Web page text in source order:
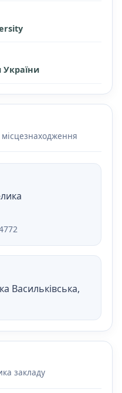
України
Васильківська,
закладу